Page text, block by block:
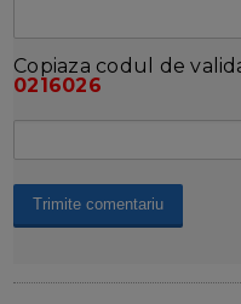
Copiaza codul de
0216026